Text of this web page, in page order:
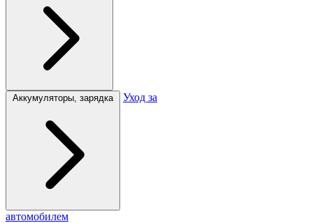
Аккумуляторы, зарядка Уход за
автомобилем